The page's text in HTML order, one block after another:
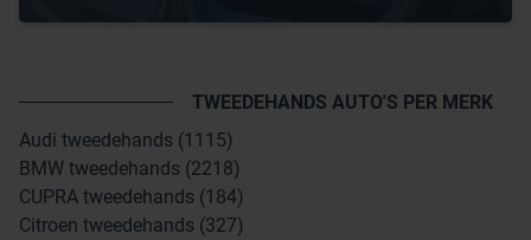
TWEEDEHANDS AUTO'S PER MERK
Audi tweedehands (1115)
BMW tweedehands (2218)
CUPRA tweedehands (184)
Citroen tweedehands (327)